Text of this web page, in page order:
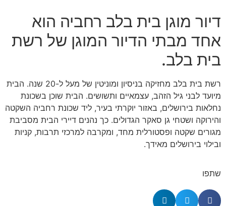
דיור מוגן בית בלב רחביה הוא
אחד מבתי הדיור המוגן של רשת
בית בלב.
רשת בית בלב מחזיקה בניסיון ומוניטין של מעל ל-20 שנה. הבית
מיועד לבני גיל הזהב, עצמאיים ותשושים. הבית שוכן בשכונת
נחלאות בירושלים, באזור יוקרתי בעיר, ליד שכונת רחביה השקטה
והירוקה ושטחי גן סאקר הגדולים. כך נהנים דיירי הבית מסביבת
מגורים שקטה ופסטורלית מחד, ומקרבה למרכזי תרבות, קניות
ובילוי בירושלים מאידך.
שתפו